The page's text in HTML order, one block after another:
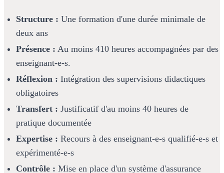
Structure : Une formation d'une durée minimale de
deux ans
Présence : Au moins 410 heures accompagnées par des
enseignant-e-s.
Réflexion : Intégration des supervisions didactiques
obligatoires
Transfert : Justificatif d'au moins 40 heures de
pratique documentée
Expertise : Recours à des enseignant-e-s qualifié-e-s et
expérimenté-e-s
Contrôle : Mise en place d'un système d'assurance